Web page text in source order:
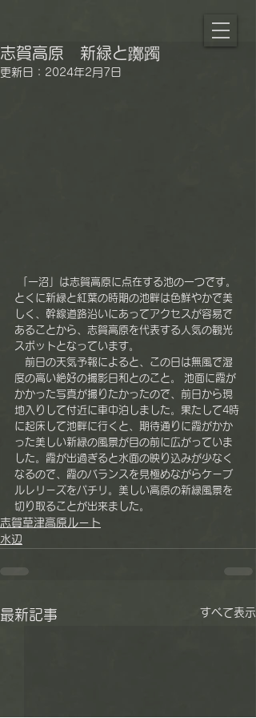
志賀高原 新緑と躑躅
更新日： 2024年2月7日
とくに新緑と紅葉の時期の池畔は色鮮やかで美
しく、幹線道路沿いにあってアクセスが容易で
あることから、志賀高原を代表する人気の観光
スポットとなっています。
前日の天気予報によると、この日は無風で湿
度の高い絶好の撮影日和とのこと。 池面に霞が
かかった写真が撮りたかったので、前日から現
地入りして付近に車中泊しました。果たして4時
に起床して池畔に行くと、期待通りに霞がかか
った美しい新緑の風景が目の前に広がっていま
した。霞が出過ぎると水面の映り込みが少なく
なるので、霞のバランスを見極めながらケーブ
ルレリーズをパチリ。美しい高原の新緑風景を
切り取ることが出来ました。
志賀草津高原ルート
水辺
最新記事 すべて表示